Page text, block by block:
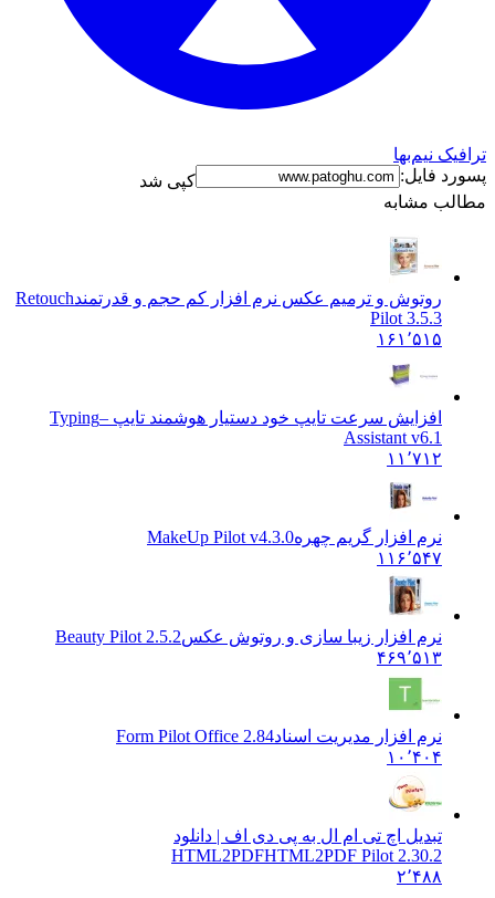
نیم‌بها
فایل:
کپی شد
مشابه
روتوش و ترمیم عکس نرم افزار کم حجم و قدرتمندRetouch
Pilot 3.5.3
۱۶۱٬۵۱۵
افزایش سرعت تایپ خود دستیار هوشمند تایپ –Typing
Assistant v6.1
۱۱٬۷۱۲
نرم افزار گریم چهره MakeUp Pilot v4.3.0
۱۱۶٬۵۴۷
نرم افزار زیبا سازی و روتوش عکس Beauty Pilot 2.5.2
۴۶۹٬۵۱۳
نرم افزار مدیریت اسنادForm Pilot Office 2.84
۱۰٬۴۰۴
تبدیل اچ تی ام ال به پی دی اف | دانلود
HTML2PDFHTML2PDF Pilot 2.30.2